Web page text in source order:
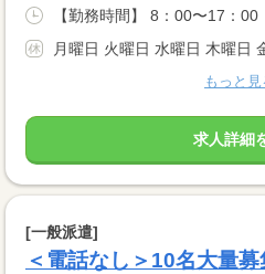
【勤務時間】 8：00〜17：00
月曜日 火曜日 水曜日 木曜日
もっと見
求人詳細
[一般派遣]
＜電話なし＞10名大量